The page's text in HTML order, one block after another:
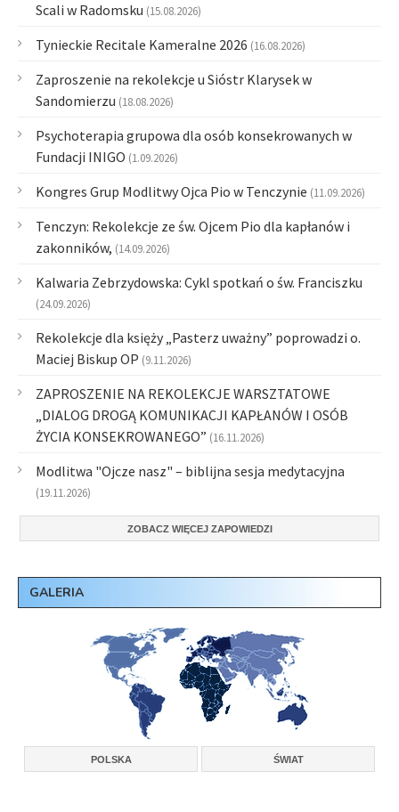
Scali w Radomsku (15.08.2026)
Tynieckie Recitale Kameralne 2026 (16.08.2026)
Zaproszenie na rekolekcje u Sióstr Klarysek w
Sandomierzu (18.08.2026)
Psychoterapia grupowa dla osób konsekrowanych w
Fundacji INIGO (1.09.2026)
Kongres Grup Modlitwy Ojca Pio w Tenczynie (11.09.2026)
Tenczyn: Rekolekcje ze św. Ojcem Pio dla kapłanów i
zakonników, (14.09.2026)
Kalwaria Zebrzydowska: Cykl spotkań o św. Franciszku
(24.09.2026)
Rekolekcje dla księży „Pasterz uważny” poprowadzi o.
Maciej Biskup OP (9.11.2026)
ZAPROSZENIE NA REKOLEKCJE WARSZTATOWE
„DIALOG DROGĄ KOMUNIKACJI KAPŁANÓW I OSÓB
ŻYCIA KONSEKROWANEGO” (16.11.2026)
Modlitwa "Ojcze nasz" – biblijna sesja medytacyjna
(19.11.2026)
ZOBACZ WIĘCEJ ZAPOWIEDZI
GALERIA
POLSKA ŚWIAT